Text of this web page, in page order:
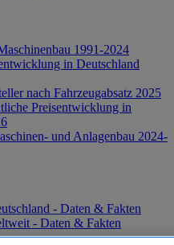
1991-2024
in Deutschland
nach Fahrzeugabsatz 2025
Preisentwicklung in
und Anlagenbau 2024-
- Daten & Fakten
- Daten & Fakten